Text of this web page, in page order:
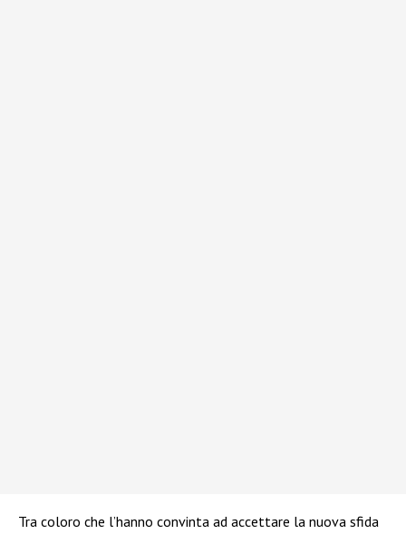
Tra coloro che l’hanno convinta ad accettare la nuova sfida